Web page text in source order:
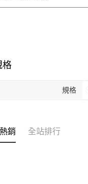
格
規格
銷 全站排行